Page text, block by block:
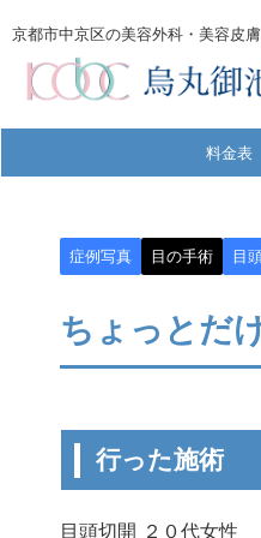
京都市中京区の美容外科・美容皮
料金表
症例写真 目の手術 目
ちょっとだ
行った施術
目頭切開 ２０代女性